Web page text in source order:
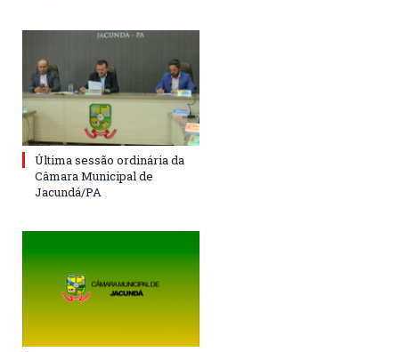
Última sessão ordinária da
Câmara Municipal de
Jacundá/PA